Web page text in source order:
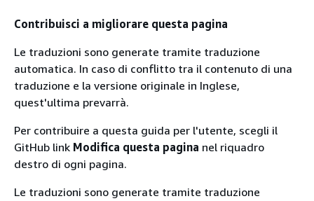
Contribuisci a migliorare questa pagina
Le traduzioni sono generate tramite traduzione
automatica. In caso di conflitto tra il contenuto di una
traduzione e la versione originale in Inglese,
quest'ultima prevarrà.
Per contribuire a questa guida per l'utente, scegli il
GitHub link Modifica questa pagina nel riquadro
destro di ogni pagina.
Le traduzioni sono generate tramite traduzione